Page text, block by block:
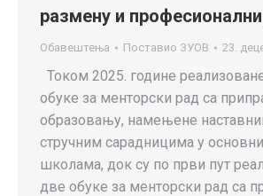
размену и
Обавештења Поставио ЗУОВ 23.
Током 2025. године
обуке за менторски рад са
образовању, намењене
стручним сарадницима у
школама, док су по први пут
две обуке за менторски рад са